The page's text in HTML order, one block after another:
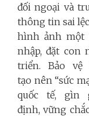
đối ngoại và
thông tin sai
hình ảnh một
nhập, đặt con
triển. Bảo vệ
tạo nên “sức
quốc tế, gìn
định, vững